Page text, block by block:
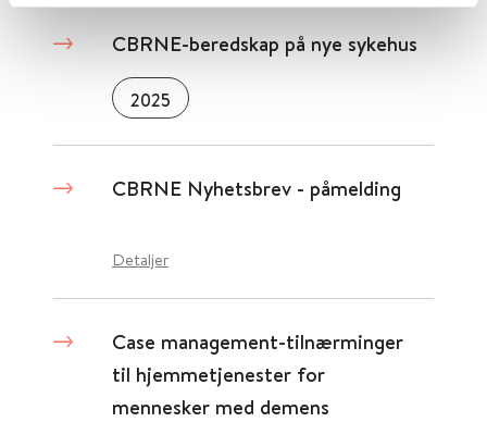
CBRNE-beredskap på nye sykehus
2025
CBRNE Nyhetsbrev - påmelding
Detaljer
Case management-tilnærminger
til hjemmetjenester for
mennesker med demens